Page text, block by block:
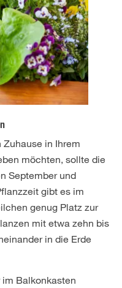
in Ihrem
möchten, sollte die
September und
gibt es im
genug Platz zur
mit etwa zehn bis
in die Erde
Balkonkasten